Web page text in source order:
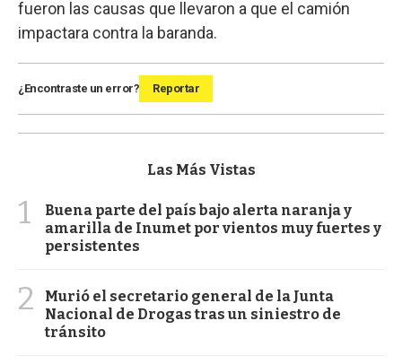
fueron las causas que llevaron a que el camión
impactara contra la baranda.
¿Encontraste un error? Reportar
Las Más Vistas
1
Buena parte del país bajo alerta naranja y
amarilla de Inumet por vientos muy fuertes y
persistentes
2
Murió el secretario general de la Junta
Nacional de Drogas tras un siniestro de
tránsito